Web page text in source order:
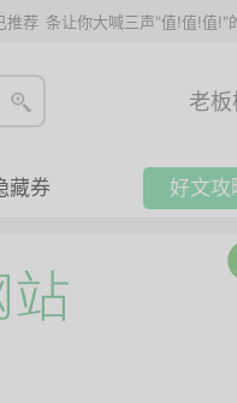
推荐 条让你大喊三声"值!值!值!"
老
藏券 好文攻